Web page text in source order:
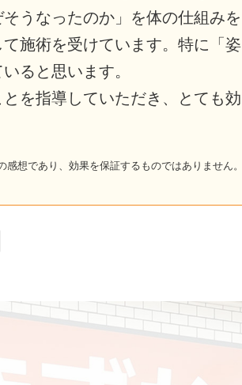
うなったのか」を体の仕組みを
施術を受けています。特に「姿
ると思います。
を指導していただき、とても効
感想であり、効果を保証するものではありません。